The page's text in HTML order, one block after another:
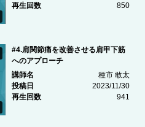
再生回数
850
#4.肩関節痛を改善させる肩甲下筋
へのアプローチ
講師名
種市 敢太
投稿日
2023/11/30
再生回数
941